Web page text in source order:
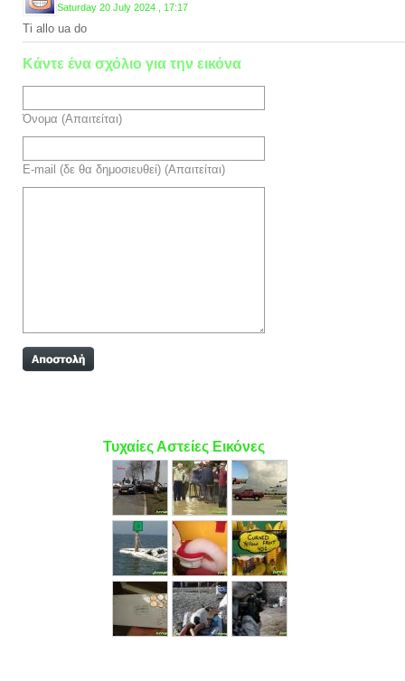
Saturday 20 July 2024 , 17:17
Ti allo ua do
Κάντε ένα σχόλιο για την εικόνα
Όνομα (Απαιτείται)
E-mail (δε θα δημοσιευθεί) (Απαιτείται)
Τυχαίες Αστείες Εικόνες